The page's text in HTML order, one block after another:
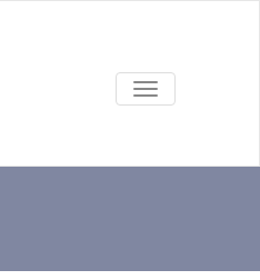
TOGGLE
NAVIGATION